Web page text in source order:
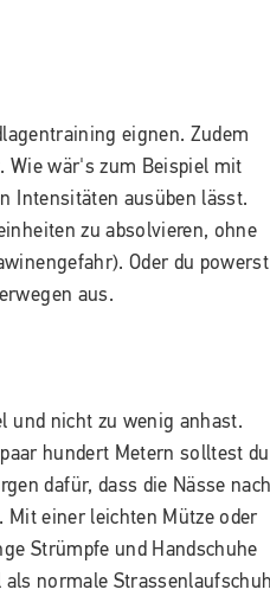
eignen. Zudem
Wie wär's zum Beispiel mit
Intensitäten ausüben lässt.
zu absolvieren, ohne
Oder du powerst
aus.
und nicht zu wenig anhast.
hundert Metern solltest du
dafür, dass die Nässe
einer leichten Mütze oder
Strümpfe und Handschuhe
normale